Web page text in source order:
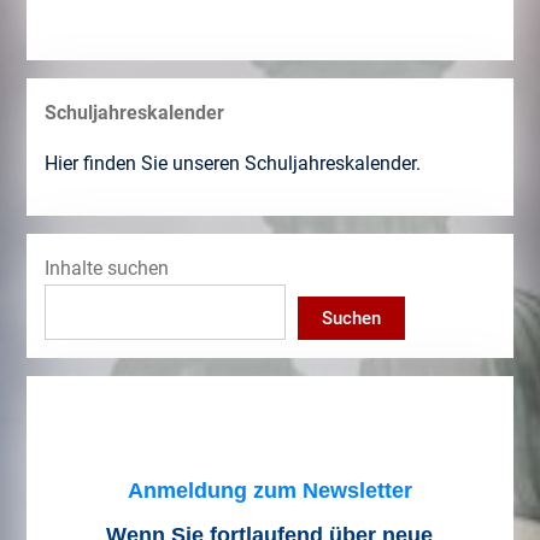
Schuljahreskalender
Hier finden Sie unseren Schuljahreskalender.
Inhalte suchen
Suchen
Anmeldung zum Newsletter